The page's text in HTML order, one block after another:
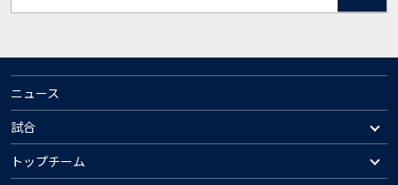
ニュース
試合
トップチーム